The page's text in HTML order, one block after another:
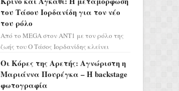
προειδοποιεί: οι σελην...
του Τάσου Ιορδανίδη για τον νέο
του ρόλο
Από το MEGA στον ΑΝΤ1 με τον ρόλο της
ζωής του Ο Τάσος Ιορδανίδης κλείνει
επιτυχίας «Μια Νύχτα Μόνο» ...
Οι Κόρες της Αρετής: Αγνώριστη η
Μαριάννα Πουρέγκα – H backstage
φωτογραφία